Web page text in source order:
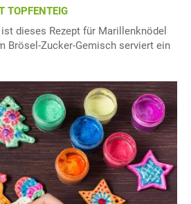
TOPFENTEIG
dieses Rezept für Marillenknödel
Brösel-Zucker-Gemisch serviert ein